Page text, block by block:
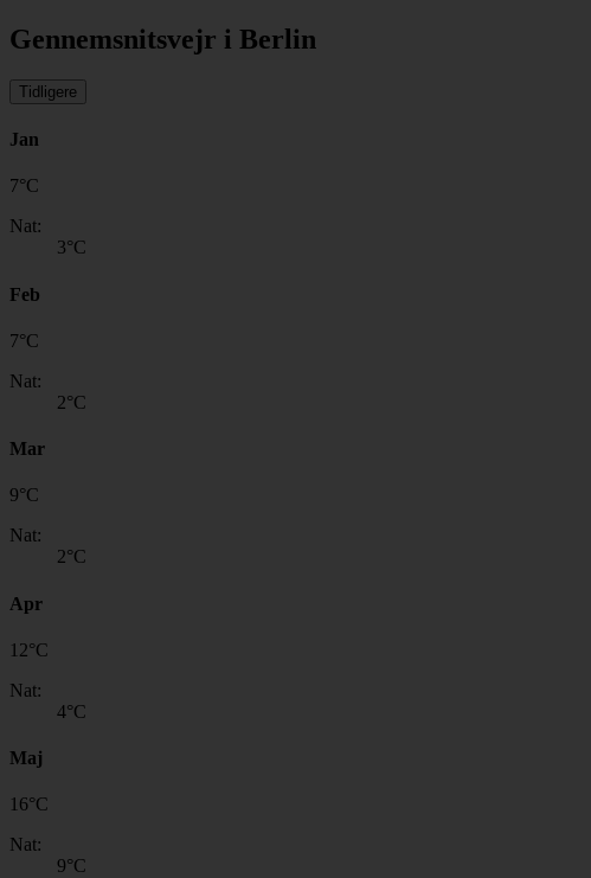
Gennemsnitsvejr i Berlin
Tidligere
Jan
7°C
Nat:
3°C
Feb
7°C
Nat:
2°C
Mar
9°C
Nat:
2°C
Apr
12°C
Nat:
4°C
Maj
16°C
Nat:
9°C